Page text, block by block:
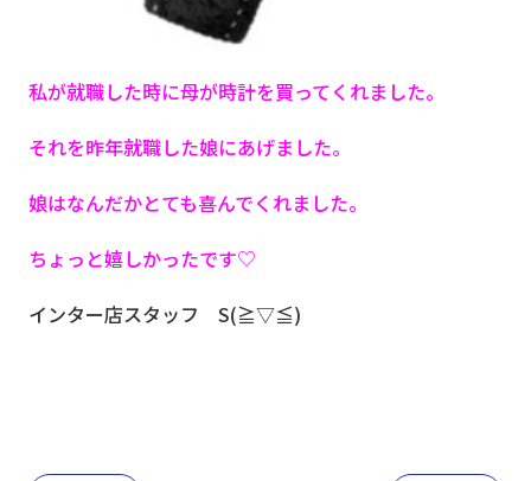
私が就職した時に母が時計を買ってくれました。
それを昨年就職した娘にあげました。
娘はなんだかとても喜んでくれました。
ちょっと嬉しかったです♡
インター店スタッフ S(≧▽≦)